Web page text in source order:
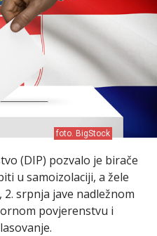
foto. BigStock
(DIP) pozvalo je birače
u samoizolaciji, a žele
srpnja jave nadležnom
povjerenstvu i